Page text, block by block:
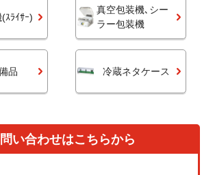
ｽﾗｲｻｰ)
真空包装機､シー
ラー包装機
品 冷蔵ネタケース
い合わせはこちらから